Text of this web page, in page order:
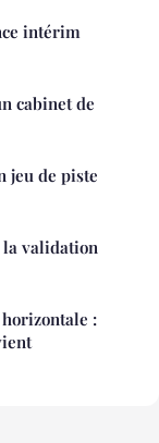
intérim
cabinet de
jeu de piste
la validation
: